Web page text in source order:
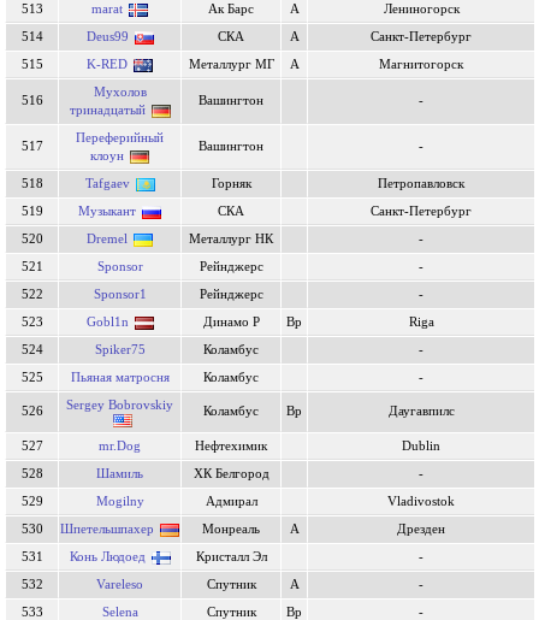
513
marat Ак Барс А
Лениногорск
514
Deus99 СКА А
Санкт-Петербург
515
K-RED Металлург МГ А Магнитогорск
516
Мухолов
тринадцатый
Вашингтон -
517
Переферийный
клоун
Вашингтон -
518 Tafgaev Горняк
Петропавловск
519
Музыкант СКА
Санкт-Петербург
520
Dremel Металлург НК
-
521
Sponsor Рейнджерс
-
522
Sponsor1 Рейнджерс
-
523
Gobl1n Динамо Р Вр
Riga
524
Spiker75 Коламбус
-
525
Пьяная матросня Коламбус -
526 Sergey Bobrovskiy Коламбус Вр Даугавпилс
527 mr.Dog Нефтехимик
Dublin
528
Шамиль ХК Белгород
-
529
Mogilny Адмирал
Vladivostok
530
Шпетельшпахер Монреаль А
Дрезден
531
Конь Людоед Кристалл Эл
-
532
Vareleso Спутник А
-
533
Selena Спутник Вр
-